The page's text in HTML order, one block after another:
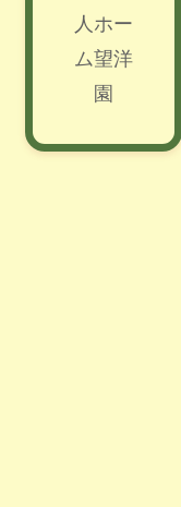
人ホー
ム望洋
園